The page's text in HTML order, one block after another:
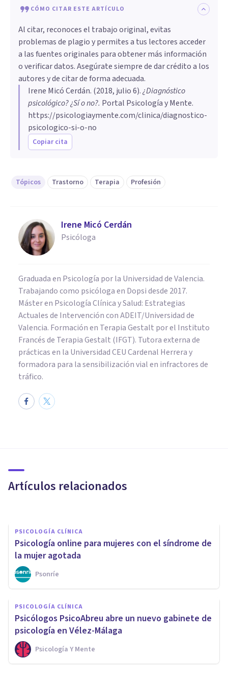
CÓMO CITAR ESTE ARTÍCULO
Al citar, reconoces el trabajo original, evitas
problemas de plagio y permites a tus lectores acceder
a las fuentes originales para obtener más información
o verificar datos. Asegúrate siempre de dar crédito a los
autores y de citar de forma adecuada.
Irene Micó Cerdán. (2018, julio 6).¿Diagnóstico
psicológico? ¿Sí o no?. Portal Psicología y Mente.
https://psicologiaymente.com/clinica/diagnostico-
psicologico-si-o-no
Copiar cita
Tópicos Trastorno Terapia Profesión
Irene Micó Cerdán
Psicóloga
Graduada en Psicología por la Universidad de Valencia.
Trabajando como psicóloga en Dopsi desde 2017.
Máster en Psicología Clínica y Salud: Estrategias
Actuales de Intervención con ADEIT/Universidad de
Valencia. Formación en Terapia Gestalt por el Instituto
Francés de Terapia Gestalt (IFGT). Tutora externa de
prácticas en la Universidad CEU Cardenal Herrera y
formadora para la sensibilización vial en infractores de
tráfico.
Artículos relacionados
funcionar
PSICOLOGÍA CLÍNICA
Psicología online para mujeres con el síndrome de
la mujer agotada
Psonríe
PSICOLOGÍA CLÍNICA
Psicólogos PsicoAbreu abre un nuevo gabinete de
psicología en Vélez-Málaga
Psicología Y Mente
¿Qué puedo esperar de la
psicoterapia online?
Guillermo Orozco